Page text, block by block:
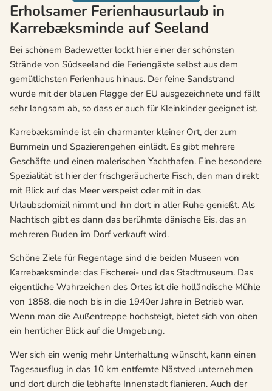
Erholsamer Ferienhausurlaub in
Karrebæksminde auf Seeland
Bei schönem Badewetter lockt hier einer der schönsten
Strände von Südseeland die Feriengäste selbst aus dem
gemütlichsten Ferienhaus hinaus. Der feine Sandstrand
wurde mit der blauen Flagge der EU ausgezeichnete und fällt
sehr langsam ab, so dass er auch für Kleinkinder geeignet ist.
Karrebæksminde ist ein charmanter kleiner Ort, der zum
Bummeln und Spazierengehen einlädt. Es gibt mehrere
Geschäfte und einen malerischen Yachthafen. Eine besondere
Spezialität ist hier der frischgeräucherte Fisch, den man direkt
mit Blick auf das Meer verspeist oder mit in das
Urlaubsdomizil nimmt und ihn dort in aller Ruhe genießt. Als
Nachtisch gibt es dann das berühmte dänische Eis, das an
mehreren Buden im Dorf verkauft wird.
Schöne Ziele für Regentage sind die beiden Museen von
Karrebæksminde: das Fischerei- und das Stadtmuseum. Das
eigentliche Wahrzeichen des Ortes ist die holländische Mühle
von 1858, die noch bis in die 1940er Jahre in Betrieb war.
Wenn man die Außentreppe hochsteigt, bietet sich von oben
ein herrlicher Blick auf die Umgebung.
Wer sich ein wenig mehr Unterhaltung wünscht, kann einen
Tagesausflug in das 10 km entfernte Nästved unternehmen
und dort durch die lebhafte Innenstadt flanieren. Auch der